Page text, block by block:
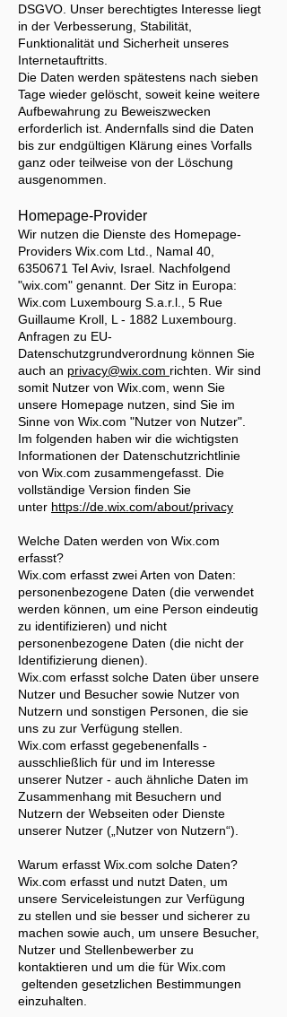
DSGVO. Unser berechtigtes Interesse liegt
in der Verbesserung, Stabilität,
Funktionalität und Sicherheit unseres
Internetauftritts.
Die Daten werden spätestens nach sieben
Tage wieder gelöscht, soweit keine weitere
Aufbewahrung zu Beweiszwecken
erforderlich ist. Andernfalls sind die Daten
bis zur endgültigen Klärung eines Vorfalls
ganz oder teilweise von der Löschung
ausgenommen.
Homepage-Provider
Wir nutzen die Dienste des Homepage-
Providers Wix.com Ltd., Namal 40,
6350671 Tel Aviv, Israel. Nachfolgend
"wix.com" genannt. Der Sitz in Europa:
Wix.com Luxembourg S.a.r.l., 5 Rue
Guillaume Kroll, L - 1882 Luxembourg.
Anfragen zu EU-
Datenschutzgrundverordnung können Sie
auch an privacy@wix.com richten. Wir sind
somit Nutzer von Wix.com, wenn Sie
unsere Homepage nutzen, sind Sie im
Sinne von Wix.com "Nutzer von Nutzer".
Im folgenden haben wir die wichtigsten
Informationen der Datenschutzrichtlinie
von Wix.com zusammengefasst. Die
vollständige Version finden Sie
unter https://de.wix.com/about/privacy
Welche Daten werden von Wix.com
erfasst?
Wix.com erfasst zwei Arten von Daten:
personenbezogene Daten (die verwendet
werden können, um eine Person eindeutig
zu identifizieren) und nicht
personenbezogene Daten (die nicht der
Identifizierung dienen).
Wix.com erfasst solche Daten über unsere
Nutzer und Besucher sowie Nutzer von
Nutzern und sonstigen Personen, die sie
uns zu zur Verfügung stellen.
Wix.com erfasst gegebenenfalls -
ausschließlich für und im Interesse
unserer Nutzer - auch ähnliche Daten im
Zusammenhang mit Besuchern und
Nutzern der Webseiten oder Dienste
unserer Nutzer („Nutzer von Nutzern“).
Warum erfasst Wix.com solche Daten?
Wix.com erfasst und nutzt Daten, um
unsere Serviceleistungen zur Verfügung
zu stellen und sie besser und sicherer zu
machen sowie auch, um unsere Besucher,
Nutzer und Stellenbewerber zu
kontaktieren und um die für Wix.com
geltenden gesetzlichen Bestimmungen
einzuhalten.